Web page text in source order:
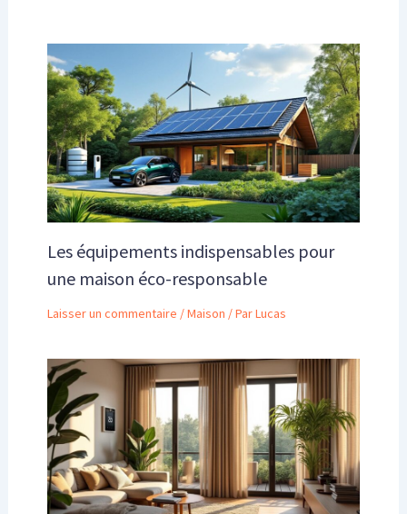
Les équipements indispensables pour
une maison éco-responsable
Laisser un commentaire /Maison / ParLucas